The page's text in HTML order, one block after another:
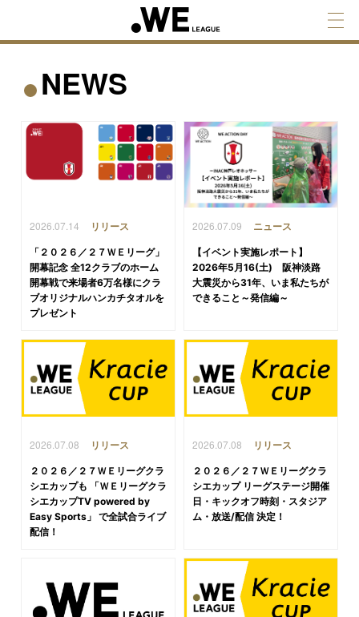
NEWS
2026.07.14 リリース
「２０２６／２７ＷＥリーグ」
開幕記念 全12クラブのホーム
開幕戦で来場者6万名様にクラ
ブオリジナルハンカチタオルを
プレゼント
2026.07.09 ニュース
【イベント実施レポート】
2026年5月16(土) 阪神淡路
大震災から31年、いま私たちが
できること～発信編～
2026.07.08 リリース
２０２６／２７ＷＥリーグクラ
シエカップも 「ＷＥリーグクラ
シエカップTV powered by
Easy Sports」 で全試合ライブ
配信！
2026.07.08 リリース
２０２６／２７ＷＥリーグクラ
シエカップ リーグステージ開催
日・キックオフ時刻・スタジア
ム・放送/配信 決定！